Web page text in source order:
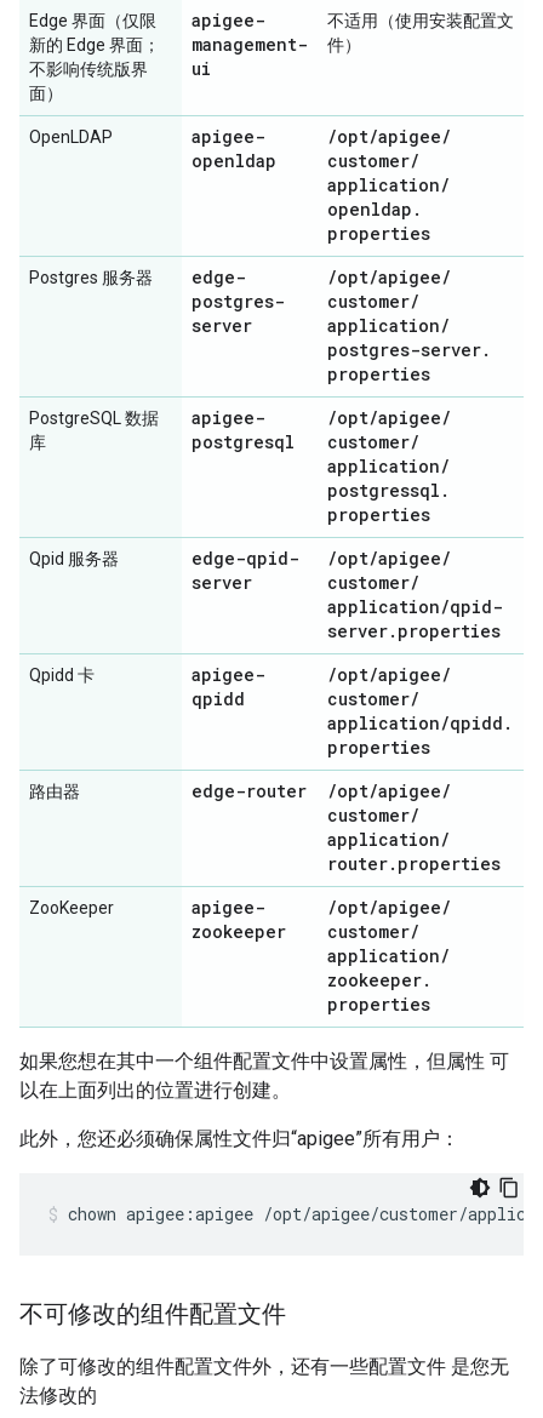
Edge 界面（仅限
新的 Edge 界面；
不影响传统版界
面）
apigee-
management-
ui
不适用（使用安装配置文
件）
OpenLDAP
apigee-
openldap
/opt/apigee/
customer/
application/
openldap .
properties
Postgres 服务器
edge-
postgres-
server
/opt/apigee/
customer/
application/
postgres-server.
properties
PostgreSQL 数据
库
apigee-
postgresql
/opt/apigee/
customer/
application/
postgressql .
properties
Qpid 服务器
edge-qpid-
server
/opt/apigee/
customer/
application/qpid-
server. properties
Qpidd 卡
apigee-
qpidd
/opt/apigee/
customer/
application/qpidd .
properties
路由器 edge-router /opt/apigee/
customer/
application/
router. properties
ZooKeeper
apigee-
zookeeper
/opt/apigee/
customer/
application/
zookeeper.
properties
如果您想在其中一个组件配置文件中设置属性，但属性 可
以在上面列出的位置进行创建。
此外，您还必须确保属性文件归“apigee”所有用户：
chown apigee:apigee /opt/apigee/customer/
不可修改的组件配置文件
除了可修改的组件配置文件外，还有一些配置文件 是您无
法修改的